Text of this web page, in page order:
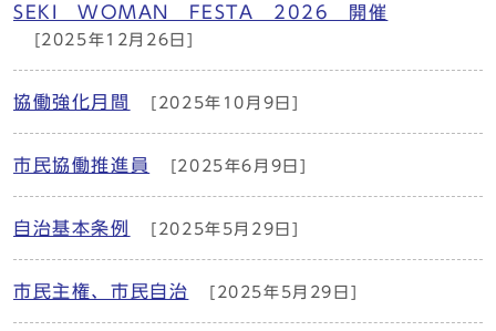
SEKI WOMAN FESTA 2026 開催
[2025年12月26日]
協働強化月間 [2025年10月9日]
市民協働推進員 [2025年6月9日]
自治基本条例 [2025年5月29日]
市民主権、市民自治 [2025年5月29日]